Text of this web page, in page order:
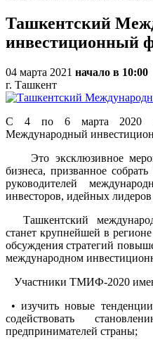
Ташкентский
инвестиционный
04 марта 2021 начало в 10:00
г. Ташкент
С 4 по 6 марта 2020
Международный
Это эксклюзивное
бизнеса, призванное
руководителей
инвесторов, идейных
Ташкентский
станет крупнейшей в
обсуждения стратегий
международном
Участники ТМИФ-2020
• изучить новые
содействовать
предпринимателей страны;